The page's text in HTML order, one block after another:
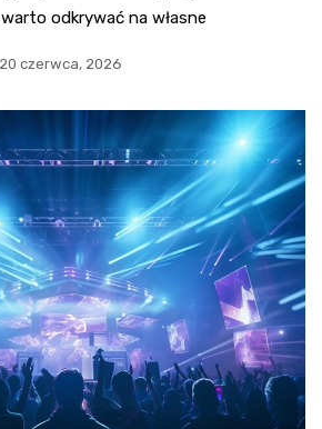
odkrywać na własne
20 czerwca, 2026